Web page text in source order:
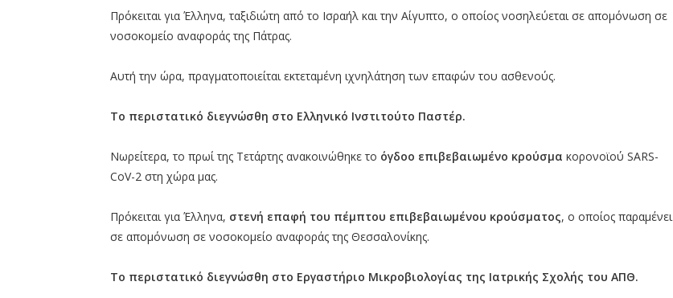
Πρόκειται για Έλληνα, ταξιδιώτη από το Ισραήλ και την Αίγυπτο, ο οποίος νοσηλεύεται σε απομόνωση σε
νοσοκομείο αναφοράς της Πάτρας.
Αυτή την ώρα, πραγματοποιείται εκτεταμένη ιχνηλάτηση των επαφών του ασθενούς.
Το περιστατικό διεγνώσθη στο Ελληνικό Ινστιτούτο Παστέρ.
Νωρείτερα, το πρωί της Τετάρτης ανακοινώθηκε το όγδοο επιβεβαιωμένο κρούσμα κορονοϊού SARS-
CoV-2 στη χώρα μας.
Πρόκειται για Έλληνα, στενή επαφή του πέμπτου επιβεβαιωμένου κρούσματος, ο οποίος παραμένει
σε απομόνωση σε νοσοκομείο αναφοράς της Θεσσαλονίκης.
Το περιστατικό διεγνώσθη στο Εργαστήριο Μικροβιολογίας της Ιατρικής Σχολής του ΑΠΘ.